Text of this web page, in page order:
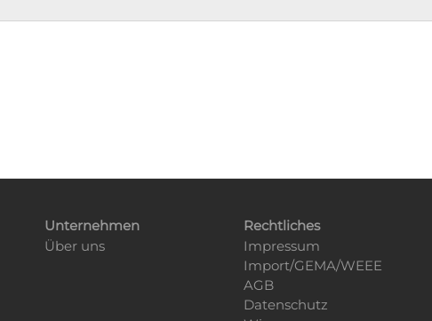
Unternehmen
Über uns
Rechtliches
Impressum
Import/GEMA/WEEE
AGB
Datenschutz